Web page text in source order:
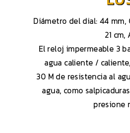
Diámetro del dial: 44 mm,
21
El reloj impermeable 3
agua caliente /
30 M de resistencia al
agua, como
presione